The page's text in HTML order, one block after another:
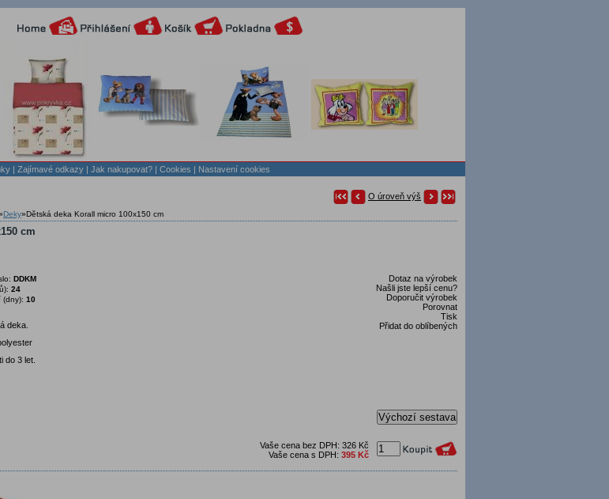
| Zajímavé odkazy | Jak nakupovat? | Cookies | Nastavení cookies
O úroveň výš
Deky»Dětská deka Korall micro 100x150 cm
cm
Dotaz na výrobek
Našli jste lepší cenu?
Doporučit výrobek
Porovnat
Tisk
Přidat do oblíbených
DDKM
24
(dny): 10
deka.
do 3 let.
Výchozí sestava
Vaše cena bez DPH: 326 Kč
Vaše cena s DPH: 395 Kč